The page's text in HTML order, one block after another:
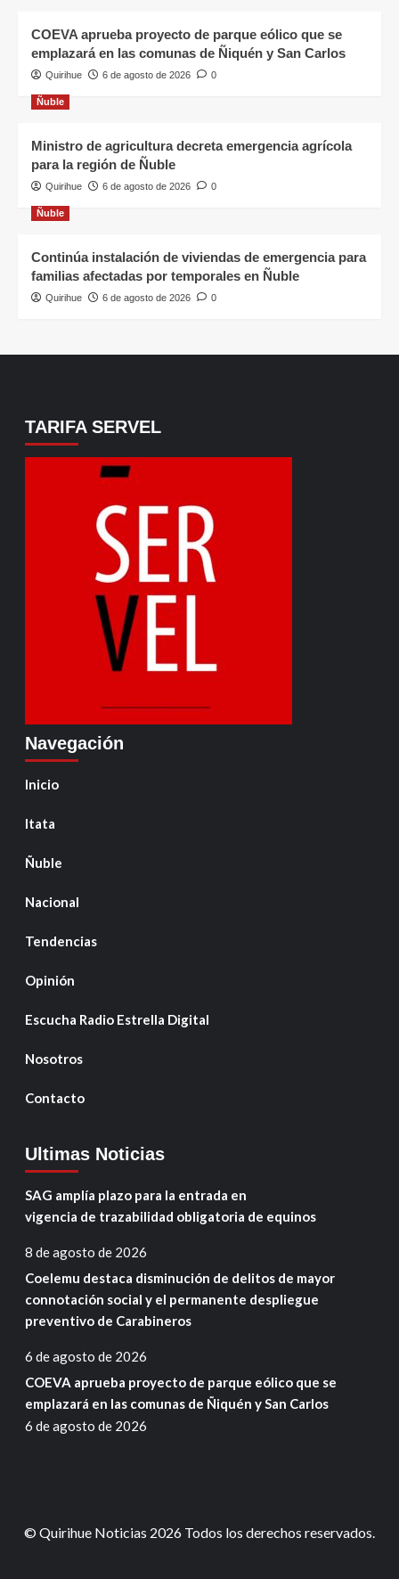
COEVA aprueba proyecto de parque eólico que se
emplazará en las comunas de Ñiquén y San Carlos
Quirihue 6 de agosto de 2026 0
Ñuble
Ministro de agricultura decreta emergencia agrícola
para la región de Ñuble
Quirihue 6 de agosto de 2026 0
Ñuble
Continúa instalación de viviendas de emergencia para
familias afectadas por temporales en Ñuble
Quirihue 6 de agosto de 2026 0
TARIFA SERVEL
Navegación
Inicio
Itata
Ñuble
Nacional
Tendencias
Opinión
Escucha Radio Estrella Digital
Nosotros
Contacto
Ultimas Noticias
SAG amplía plazo para la entrada en
vigencia de trazabilidad obligatoria de equinos
8 de agosto de 2026
Coelemu destaca disminución de delitos de mayor
connotación social y el permanente despliegue
preventivo de Carabineros
6 de agosto de 2026
COEVA aprueba proyecto de parque eólico que se
emplazará en las comunas de Ñiquén y San Carlos
6 de agosto de 2026